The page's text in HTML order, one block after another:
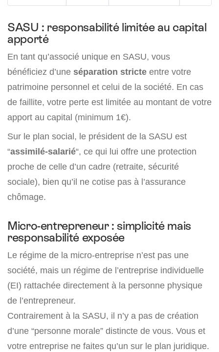
SASU : responsabilité limitée au capital
apporté
En tant qu’associé unique en SASU, vous
bénéficiez d’une séparation stricte entre votre
patrimoine personnel et celui de la société. En cas
de faillite, votre perte est limitée au montant de votre
apport au capital (minimum 1€).
Sur le plan social, le président de la SASU est
“assimilé-salarié“, ce qui lui offre une protection
proche de celle d’un cadre (retraite, sécurité
sociale), bien qu’il ne cotise pas à l’assurance
chômage.
Micro-entrepreneur : simplicité mais
responsabilité exposée
Le régime de la micro-entreprise n’est pas une
société, mais un régime de l’entreprise individuelle
(EI) rattachée directement à la personne physique
de l’entrepreneur.
Contrairement à la SASU, il n’y a pas de création
d’une “personne morale” distincte de vous. Vous et
votre entreprise ne faites qu’un sur le plan juridique.